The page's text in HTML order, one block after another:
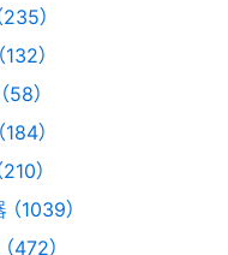
）
）
）
）
）
1039）
472）